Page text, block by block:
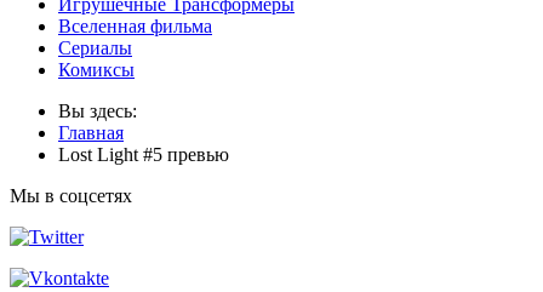
Вселенная фильма
Сериалы
Комиксы
Вы здесь:
Главная
Lost Light #5 превью
Мы в соцсетях